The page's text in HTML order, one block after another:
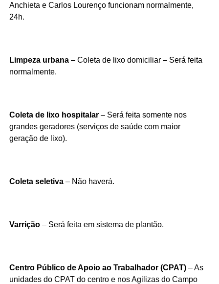
Anchieta e Carlos Lourenço funcionam normalmente,
24h.
Limpeza urbana– Coleta de lixo domiciliar – Será feita
normalmente.
Coleta de lixo hospitalar– Será feita somente nos
grandes geradores (serviços de saúde com maior
geração de lixo).
Coleta seletiva – Não haverá.
Varrição – Será feita em sistema de plantão.
Centro Público de Apoio ao Trabalhador (CPAT)– As
unidades do CPAT do centro e nos Agilizas do Campo